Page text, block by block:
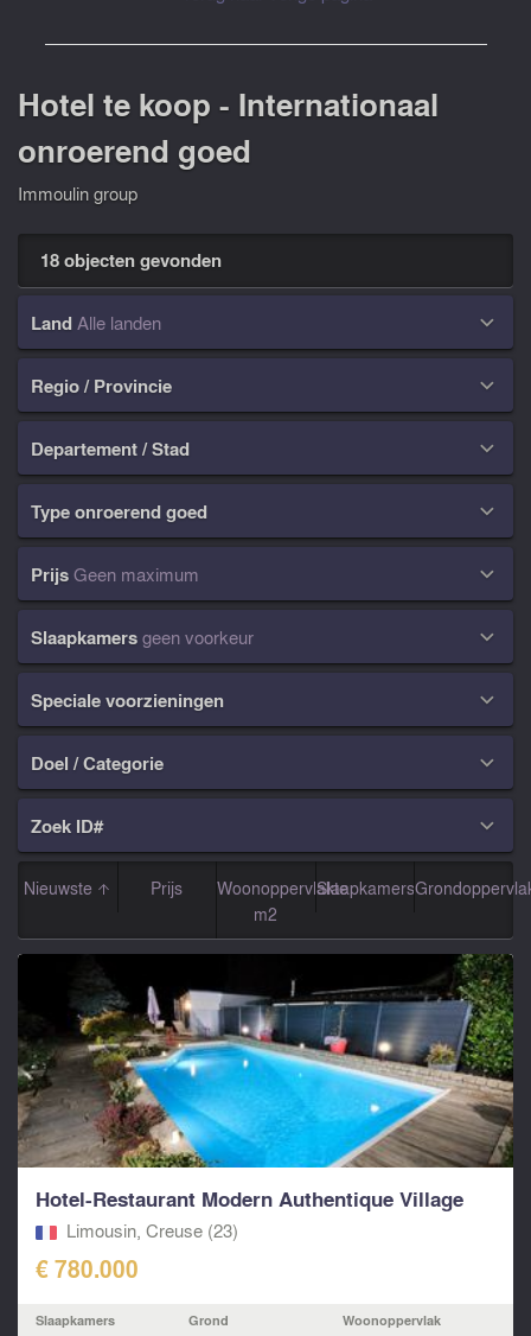
Hotel te koop - Internationaal
onroerend goed
Immoulin group
18 objecten gevonden
LandAlle landen 
Regio / Provincie 
Departement / Stad 
Type onroerend goed 
PrijsGeen maximum 
Slaapkamersgeen voorkeur 
Speciale voorzieningen 
Doel / Categorie 
Zoek ID# 
Nieuwste Prijs
Woonoppervlakte
m2
Slaapkamers
Hotel-Restaurant Modern Authentique Village
Limousin, Creuse (23)
€ 780.000
Slaapkamers Grond Woonoppervlak